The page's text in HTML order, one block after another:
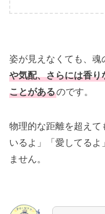
姿が見えなくても、魂
や気配、さらには香
ことがあるのです。
物理的な距離を超え
いるよ」「愛してる
ません。